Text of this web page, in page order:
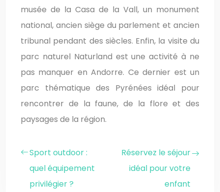
musée de la Casa de la Vall, un monument
national, ancien siège du parlement et ancien
tribunal pendant des siècles. Enfin, la visite du
parc naturel Naturland est une activité à ne
pas manquer en Andorre. Ce dernier est un
parc thématique des Pyrénées idéal pour
rencontrer de la faune, de la flore et des
paysages de la région.
Sport outdoor :
quel équipement
privilégier ?
Réservez le séjour
idéal pour votre
enfant